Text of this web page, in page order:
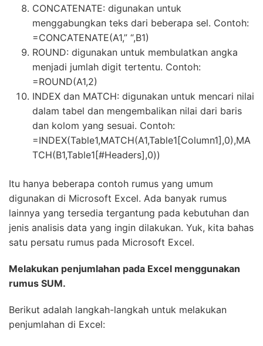
CONCATENATE: digunakan untuk
menggabungkan teks dari beberapa sel. Contoh:
=CONCATENATE(A1,” “,B1)
ROUND: digunakan untuk membulatkan angka
menjadi jumlah digit tertentu. Contoh:
=ROUND(A1,2)
INDEX dan MATCH: digunakan untuk mencari nilai
dalam tabel dan mengembalikan nilai dari baris
dan kolom yang sesuai. Contoh:
=INDEX(Table1,MATCH(A1,Table1[Column1],0),MA
TCH(B1,Table1[#Headers],0))
Itu hanya beberapa contoh rumus yang umum
digunakan di Microsoft Excel. Ada banyak rumus
lainnya yang tersedia tergantung pada kebutuhan dan
jenis analisis data yang ingin dilakukan. Yuk, kita bahas
satu persatu rumus pada Microsoft Excel.
Melakukan penjumlahan pada Excel menggunakan
rumus SUM.
Berikut adalah langkah-langkah untuk melakukan
penjumlahan di Excel: